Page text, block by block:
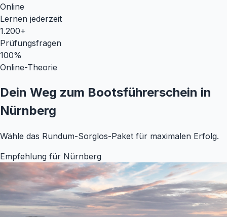
Online
Lernen jederzeit
1.200+
Prüfungsfragen
100%
Online-Theorie
Dein Weg zum Bootsführerschein in
Nürnberg
Wähle das Rundum-Sorglos-Paket für maximalen Erfolg.
Empfehlung für Nürnberg